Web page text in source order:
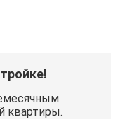
квартиры.